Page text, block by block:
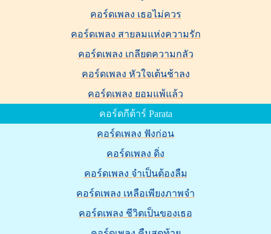
คอร์ดเพลง เธอไม่ควร
คอร์ดเพลง สายลมแห่งความรัก
คอร์ดเพลง เกลียดความกลัว
คอร์ดเพลง หัวใจเต้นช้าลง
คอร์ดเพลง ยอมแพ้แล้ว
คอร์ดกีต้าร์ Parata
คอร์ดเพลง ฟังก่อน
คอร์ดเพลง ดิ่ง
คอร์ดเพลง จำเป็นต้องลืม
คอร์ดเพลง เหลือเพียงภาพจำ
คอร์ดเพลง ชีวิตเป็นของเธอ